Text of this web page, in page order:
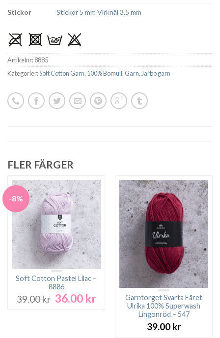
Stickor Stickor 5 mm Virknål 3,5 mm
Artikelnr:8885
Kategorier:Soft Cotton Garn, 100% Bomull, Garn, Järbo garn
FLER FÄRGER
-8%
Soft Cotton Pastel Lilac –
8886
39.00kr Det
36.00 krDet
nuvarande
Garntorget Svarta Fåret
Ulrika 100% Superwash
Lingonröd – 547
39.00 kr